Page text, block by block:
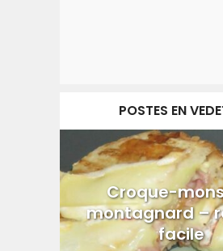
POSTES EN
Croque-
montagnard –
facile